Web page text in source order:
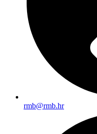
rmb@rmb.hr